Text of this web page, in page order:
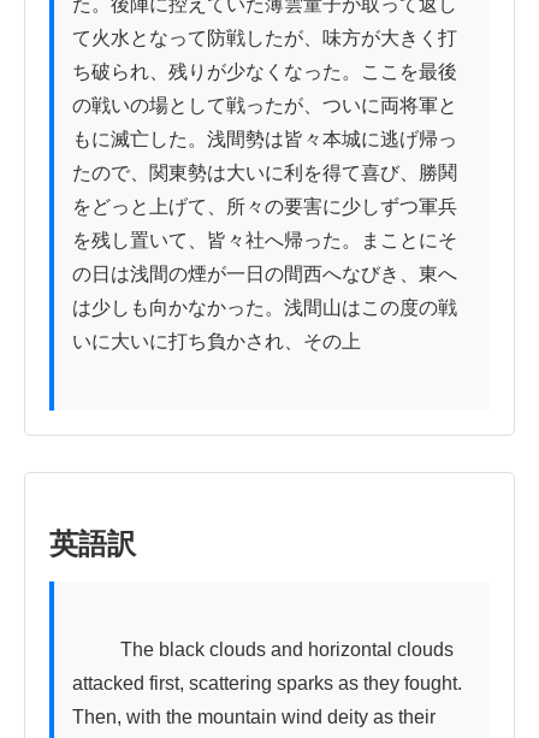
て火水となって防戦したが、味方が大きく打
ち破られ、残りが少なくなった。ここを最後
の戦いの場として戦ったが、ついに両将軍と
もに滅亡した。浅間勢は皆々本城に逃げ帰っ
たので、関東勢は大いに利を得て喜び、勝鬨
をどっと上げて、所々の要害に少しずつ軍兵
を残し置いて、皆々社へ帰った。まことにそ
の日は浅間の煙が一日の間西へなびき、東へ
は少しも向かなかった。浅間山はこの度の戦
いに大いに打ち負かされ、その上
英語訳
attacked first, scattering sparks as they fought.
Then, with the mountain wind deity as their